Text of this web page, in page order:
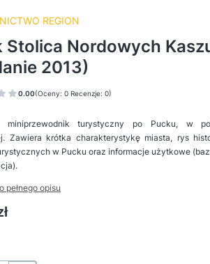
REGION
Stolica Nordowych
2013)
0.00(Oceny: 0 Recenzje: 0)
miniprzewodnik turystyczny po Pucku, w
Zawiera krótka charakterystykę miasta, rys
w Pucku oraz informacje użytkowe
pełnego opisu